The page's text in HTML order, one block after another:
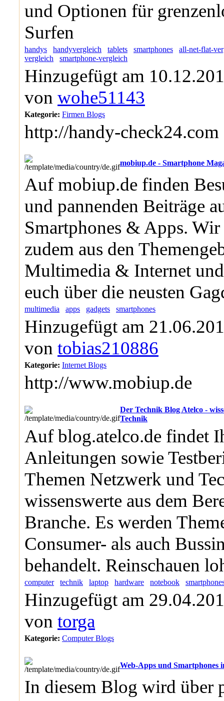
und Optionen für
Surfen
handys handyvergleich tablets smartphones
all-net-flat-
vergleich
smartphone-vergleich
Hinzugefügt am
von wohe51143
Kategorie: Firmen Blogs
http://handy-check24.com
mobiup.de - Smartphone
Auf mobiup.de finden
und pannenden Beiträge
Smartphones & Apps.
zudem aus den
Multimedia & Internet
euch über die neusten
multimedia apps gadgets smartphones
Hinzugefügt am
von tobias210886
Kategorie: Internet Blogs
http://www.mobiup.de
Der Technik Blog Atelco -
Technik
Auf blog.atelco.de findet
Anleitungen sowie
Themen Netzwerk und
wissenswerte aus dem
Branche. Es werden
Consumer- als auch
behandelt. Reinschauen
computer technik laptop hardware notebook
Hinzugefügt am
von torga
Kategorie: Computer Blogs
Web-Apps und Smartphones
In diesem Blog wird über